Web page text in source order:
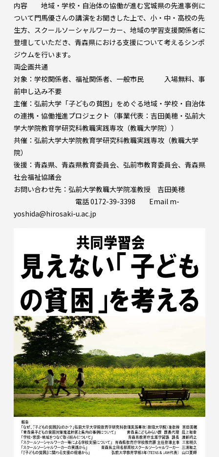
内容 地域・学校・自治体の協働が進む宮城県の先進事例に
ついて門馬優さんの講演をお聞きした上で、小・中・高校の先
生方、スクールソーシャルワーカー、地域の学習支援関係者に
登壇していただき、青森県における支援について考えるシンポ
ジウムを行います。
両企画共通
対象：学校関係者、福祉関係者、一般市民 入場無料、事
前申し込み不要
主催：弘前大学「子どもの貧困」をめぐる地域・学校・自治体
の連携・協働推進プロジェクト（事業代表：吉田美穂・弘前大
学大学院教育学研究科教職実践専攻（教職大学院））
共催：弘前大学大学院教育学研究科教職実践専攻（教職大学
院）
後援：青森県、青森県教育委員会、弘前市教育委員会、青森県
社会福祉協議会
お問い合わせ先：弘前大学教職大学院准教授 吉田美穂
電話 0172-39-3398 Email m-
yoshida@hirosaki-u.ac.jp